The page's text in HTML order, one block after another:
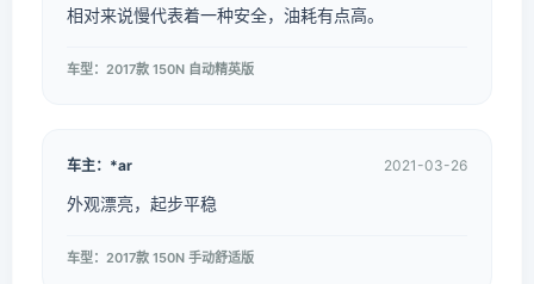
相对来说慢代表着一种安全，油耗有点高。
车型：2017款 150N 自动精英版
车主：*ar 2021-03-26
外观漂亮，起步平稳
车型：2017款 150N 手动舒适版